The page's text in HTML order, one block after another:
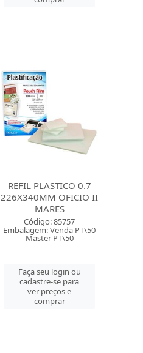
REFIL PLASTICO 0.7
226X340MM OFICIO II
MARES
Código: 85757
Embalagem: Venda PT\50
Master PT\50
Faça seu login ou
cadastre-se para
ver preços e
comprar